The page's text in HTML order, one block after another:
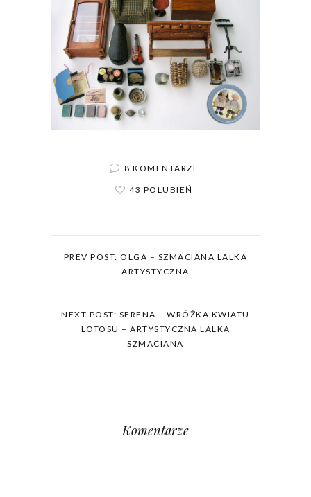
8 KOMENTARZE
43 POLUBIEŃ
PREV POST: OLGA – SZMACIANA LALKA
ARTYSTYCZNA
NEXT POST: SERENA – WRÓŻKA KWIATU
LOTOSU – ARTYSTYCZNA LALKA
SZMACIANA
Komentarze